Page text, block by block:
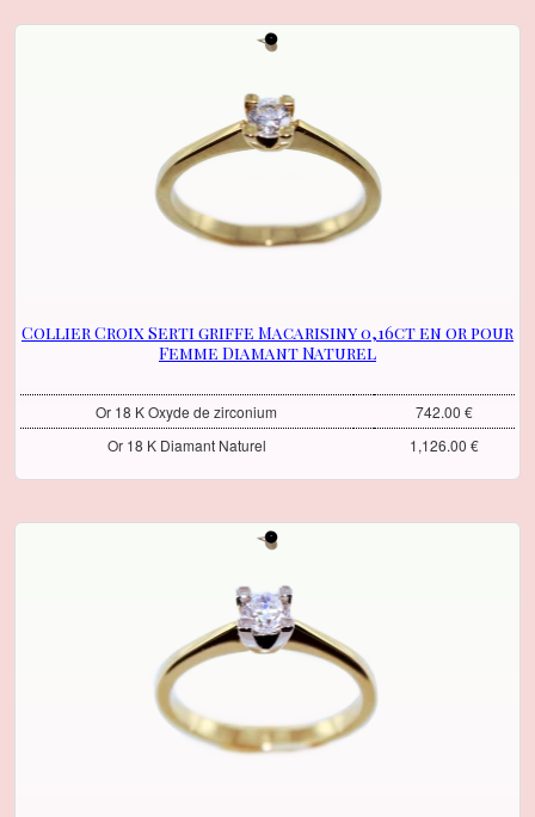
Collier Croix Serti griffe Macarisiny 0,16ct en or pour
Femme Diamant Naturel
Or 18 K Oxyde de zirconium
742.00 €
Or 18 K Diamant Naturel
1,126.00 €